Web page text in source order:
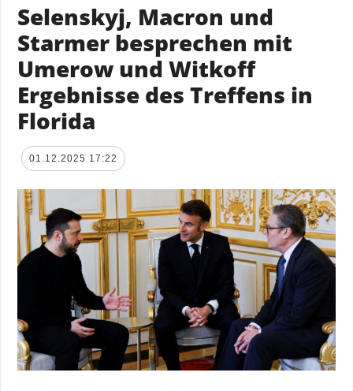
Selenskyj, Macron und
Starmer besprechen mit
Umerow und Witkoff
Ergebnisse des Treffens in
Florida
01.12.2025 17:22